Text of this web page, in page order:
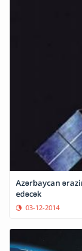
Azərbaycan
edəcək
03-12-2014